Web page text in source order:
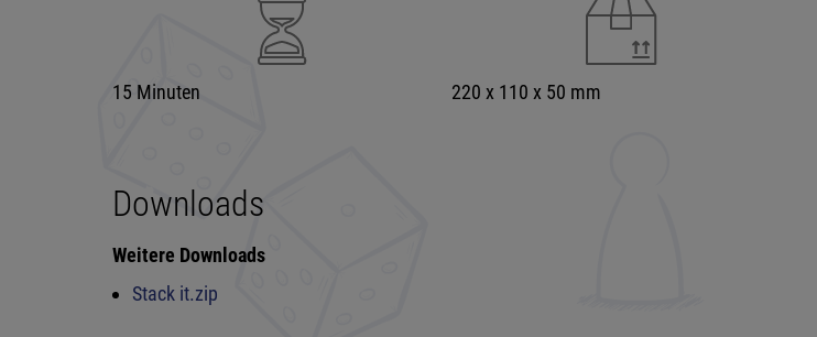
15 Minuten 220 x 110 x 50 mm
Downloads
Weitere Downloads
Stack it.zip